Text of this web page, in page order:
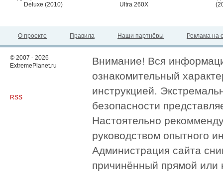
Deluxe (2010)
Ultra 260X
О проекте Правила Наши партнёры Реклама на
© 2007 - 2026
ExtremePlanet.ru
RSS
Внимание! Вся
ознакомительный
инструкцией.
безопасности
Настоятельно
руководством опытного
Администрация сайта
причинённый прямой или